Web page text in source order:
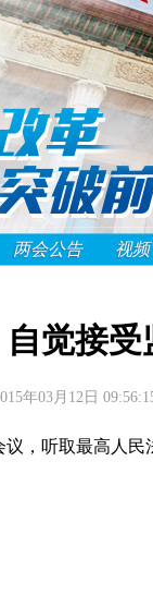
两会公告 视频
自觉接
年03月12日
听取最高人民